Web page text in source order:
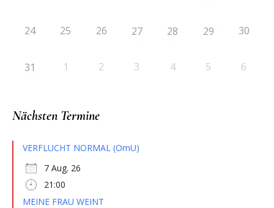
24 25 26 27 28 29 30
31 1 2 3 4 5 6
Nächsten Termine
VERFLUCHT NORMAL (OmU)
7 Aug. 26
21:00
MEINE FRAU WEINT